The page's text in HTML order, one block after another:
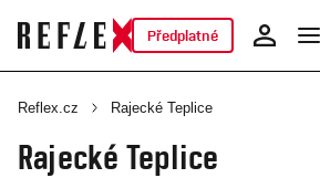
Předplatné
Reflex.cz Rajecké Teplice
Rajecké Teplice